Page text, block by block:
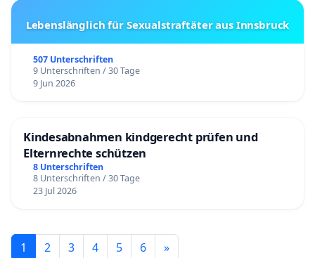
Lebenslänglich für Sexualstraftäter aus Innsbruck
507 Unterschriften
9 Unterschriften / 30 Tage
9 Jun 2026
Kindesabnahmen kindgerecht prüfen und
Elternrechte schützen
8 Unterschriften
8 Unterschriften / 30 Tage
23 Jul 2026
1 2 3 4 5 6 »